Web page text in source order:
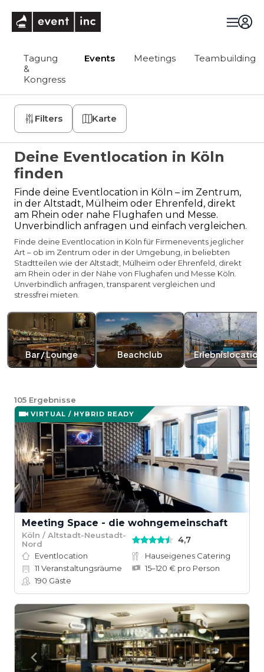
Tagung
&
Kongress
Events Meetings Teambuilding
Filters Karte
Deine Eventlocation in Köln
finden
Finde deine Eventlocation in Köln – im Zentrum,
in der Altstadt, Mülheim oder Ehrenfeld, direkt
am Rhein oder nahe Flughafen und Messe.
Unverbindlich anfragen und einfach vergleichen.
Finde deine Eventlocation in Köln für Firmenevents jeglicher
Art – ob im Zentrum oder in der Umgebung, in beliebten
Stadtteilen wie der Altstadt, Mülheim oder Ehrenfeld, direkt
am Rhein oder in der Nähe von Flughafen und Messe Köln.
Unverbindlich anfragen, transparent vergleichen und
stressfrei mieten.
Bar / Lounge Beachclub Erlebnislocation
105 Ergebnisse
VIRTUAL / HYBRID READY
Meeting Space - die wohngemeinschaft
Köln / Altstadt-Neustadt-
Nord
4,7
Eventlocation
Hauseigenes Catering
11 Veranstaltungsräume
15–120 € pro Person
190 Gäste